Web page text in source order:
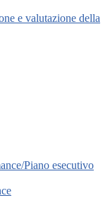
e valutazione della
Piano esecutivo